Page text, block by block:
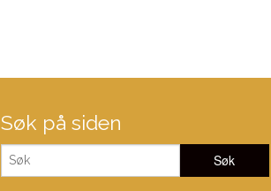
Søk på siden